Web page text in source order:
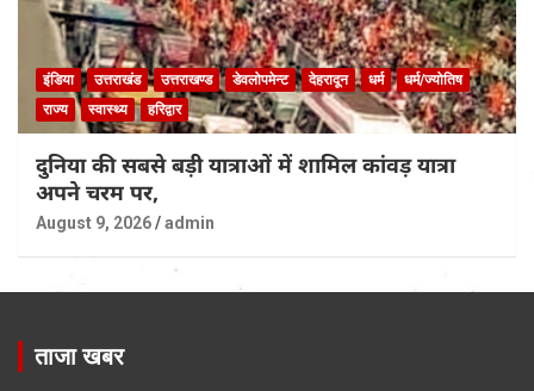
इंडिया उत्तराखंड उत्तराखण्ड डेवलोपमेन्ट देहरादून धर्म
धर्म/ज्योतिष
राज्य
स्वास्थ्य हरिद्वार
दुनिया की सबसे बड़ी यात्राओं में शामिल कांवड़ यात्रा
अपने चरम पर,
August 9, 2026 admin
ताजा खबर